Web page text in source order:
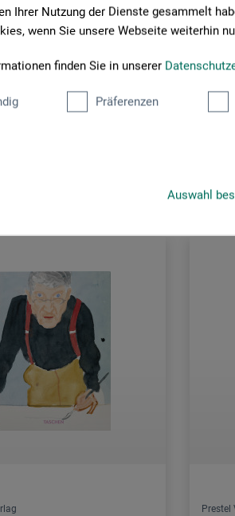
Ihrer Nutzung der Dienste gesammelt
wenn Sie unsere Webseite weiterhin
finden Sie in unserer
Präferenzen
Auswahl
EUR
zzgl.
Prestel